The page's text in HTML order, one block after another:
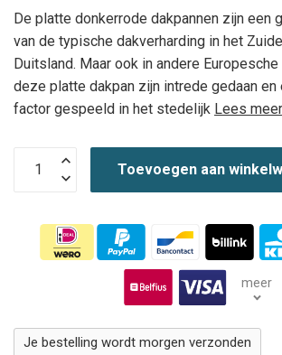
De platte donkerrode dakpannen zijn een
van de typische dakverharding in het
Duitsland. Maar ook in andere
deze platte dakpan zijn intrede gedaan en
factor gespeeld in het stedelijk Lees meer
Toevoegen aan
meer
Je bestelling wordt morgen verzonden